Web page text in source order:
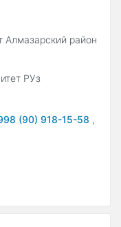
Алмазарский район
РУз
(90) 918-15-58 ,